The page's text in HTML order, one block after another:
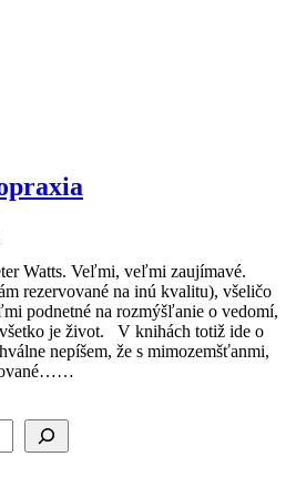
Watts. Veľmi, veľmi zaujímavé.
rezervované na inú kvalitu), všeličo
podnetné na rozmýšľanie o vedomí,
je život. V knihách totiž ide o
nepíšem, že s mimozemšťanmi,